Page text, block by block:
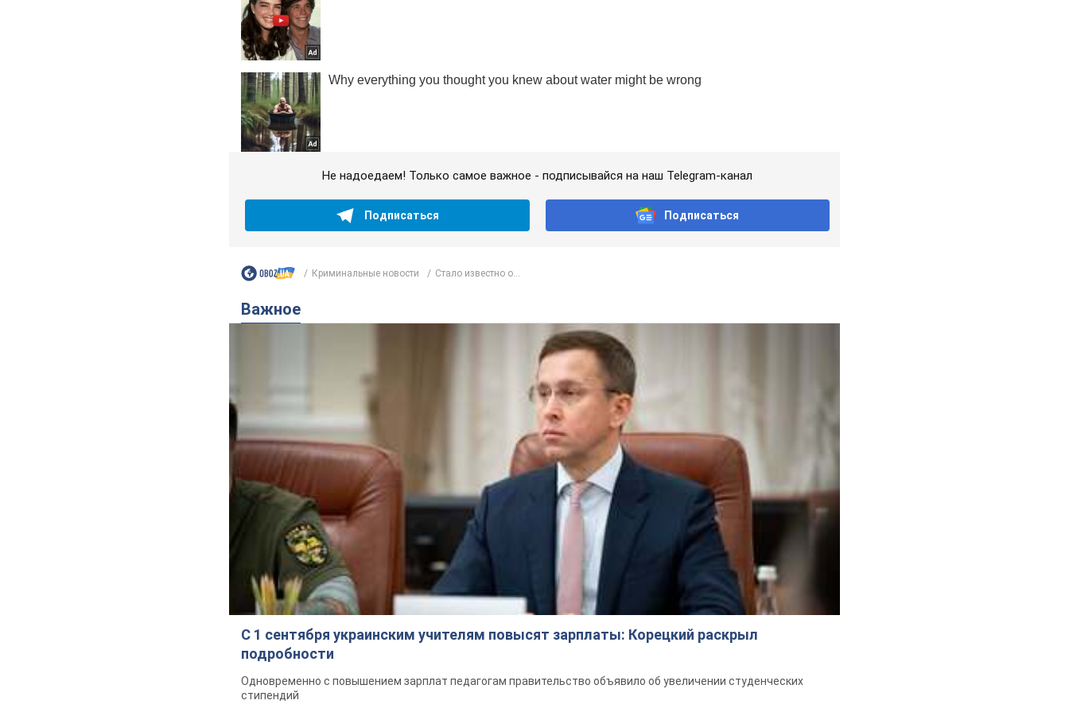
Не надоедаем! Только самое важное - подписывайся на наш Telegram-канал
Подписаться Подписаться
Криминальные новости Стало известно о...
Важное
С 1 сентября украинским учителям повысят зарплаты: Корецкий раскрыл
подробности
Одновременно с повышением зарплат педагогам правительство объявило об увеличении студенческих
стипендий